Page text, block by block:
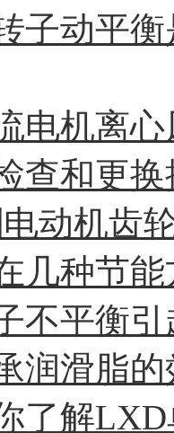
子动平
电机离
查和更
动机齿
几种节
不平衡
润滑脂
了解